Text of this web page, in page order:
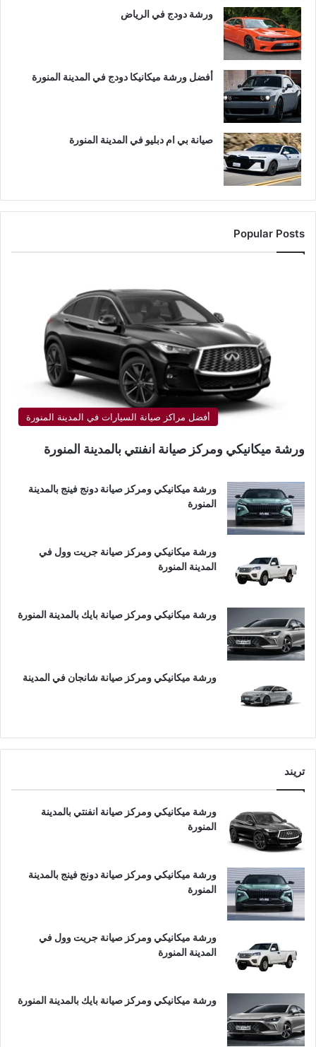
ورشة دودج في الرياض
أفضل ورشة ميكانيكا دودج في المدينة المنورة
صيانة بي ام دبليو في المدينة المنورة
Popular Posts
أفضل مراكز صيانة السيارات في المدينة المنورة
ورشة ميكانيكي ومركز صيانة انفنتي بالمدينة المنورة
ورشة ميكانيكي ومركز صيانة دونج فينج بالمدينة
المنورة
ورشة ميكانيكي ومركز صيانة جريت وول في
المدينة المنورة
ورشة ميكانيكي ومركز صيانة بايك بالمدينة المنورة
ورشة ميكانيكي ومركز صيانة شانجان في المدينة
تريند
ورشة ميكانيكي ومركز صيانة انفنتي بالمدينة
المنورة
ورشة ميكانيكي ومركز صيانة دونج فينج بالمدينة
المنورة
ورشة ميكانيكي ومركز صيانة جريت وول في
المدينة المنورة
ورشة ميكانيكي ومركز صيانة بايك بالمدينة المنورة